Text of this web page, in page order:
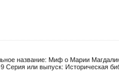
название: Миф о Марии
Серия или выпуск: Историческая